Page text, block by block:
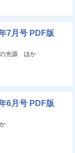
7月号 PDF版
の光源 ほか
6月号 PDF版